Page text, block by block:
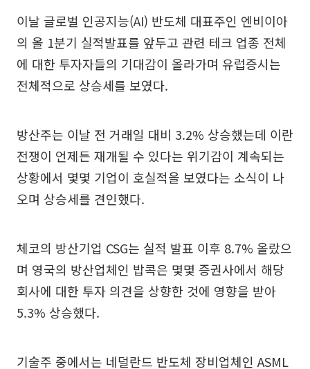
이날 글로벌 인공지능(AI) 반도체 대표주인 엔비이아
의 올 1분기 실적발표를 앞두고 관련 테크 업종 전체
에 대한 투자자들의 기대감이 올라가며 유럽증시는
전체적으로 상승세를 보였다.
방산주는 이날 전 거래일 대비 3.2% 상승했는데 이란
전쟁이 언제든 재개될 수 있다는 위기감이 계속되는
상황에서 몇몇 기업이 호실적을 보였다는 소식이 나
오며 상승세를 견인했다.
체코의 방산기업 CSG는 실적 발표 이후 8.7% 올랐으
며 영국의 방산업체인 밥콕은 몇몇 증권사에서 해당
회사에 대한 투자 의견을 상향한 것에 영향을 받아
5.3% 상승했다.
기술주 중에서는 네덜란드 반도체 장비업체인 ASML